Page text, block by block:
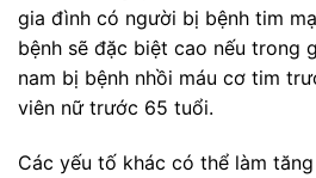
gia đình có người bị bệnh tim
bệnh sẽ đặc biệt cao nếu trong
nam bị bệnh nhồi máu cơ tim
viên nữ trước 65 tuổi.
Các yếu tố khác có thể làm